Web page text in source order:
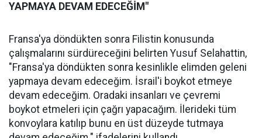
YAPMAYA DEVAM EDECEĞİM"
Fransa'ya döndükten sonra Filistin konusunda
çalışmalarını sürdüreceğini belirten Yusuf Selahattin,
"Fransa'ya döndükten sonra kesinlikle elimden geleni
yapmaya devam edeceğim. İsrail'i boykot etmeye
devam edeceğim. Oradaki insanları ve çevremi
boykot etmeleri için çağrı yapacağım. İlerideki tüm
konvoylara katılıp bunu en üst düzeyde tutmaya